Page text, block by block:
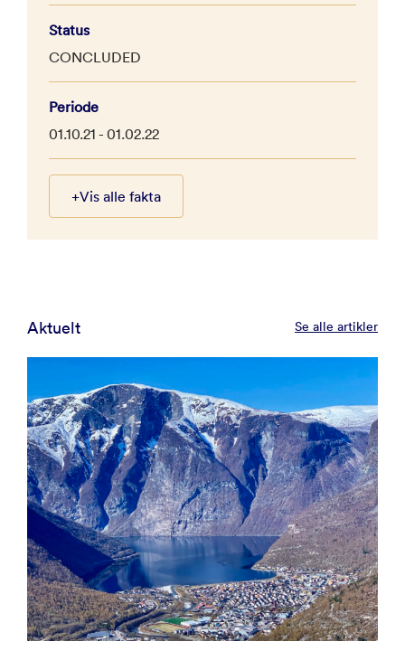
Status
CONCLUDED
Periode
01.10.21 - 01.02.22
+Vis alle fakta
Aktuelt Se alle artikler